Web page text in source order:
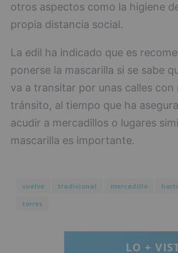
otros aspectos como la higiene
propia distancia social.
La edil ha indicado que es
ponerse la mascarilla si se sabe
va a transitar por unas calles con
tránsito, al tiempo que ha
acudir a mercadillos o lugares
mascarilla es importante.
vuelve tradicional mercadillo
torres
LO +